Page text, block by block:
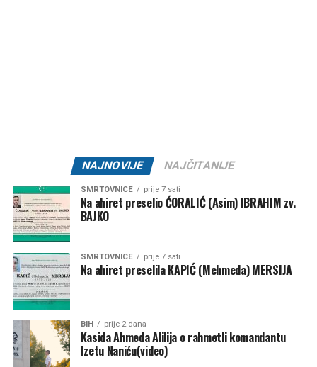
NAJNOVIJE NAJČITANIJE
SMRTOVNICE prije 7 sati
Na ahiret preselio ĆORALIĆ (Asim) IBRAHIM zv.
BAJKO
SMRTOVNICE prije 7 sati
Na ahiret preselila KAPIĆ (Mehmeda) MERSIJA
BIH prije 2 dana
Kasida Ahmeda Alilija o rahmetli komandantu
Izetu Naniću(video)